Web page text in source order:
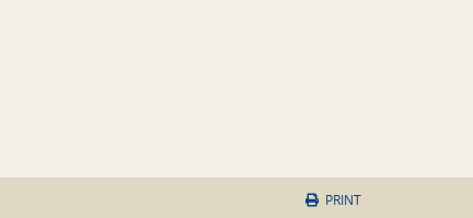
PRINT